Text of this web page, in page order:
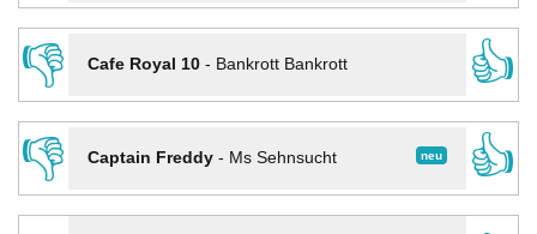
👎
Cafe Royal 10- Bankrott Bankrott
👍
👎
neu
Captain Freddy- Ms Sehnsucht
👍